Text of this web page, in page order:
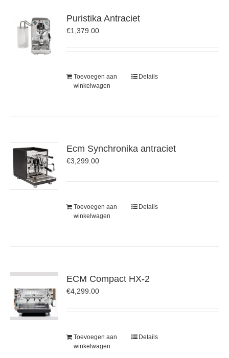
Puristika Antraciet
€1,379.00
Toevoegen aan
winkelwagen
Details
Ecm Synchronika antraciet
€3,299.00
Toevoegen aan
winkelwagen
Details
ECM Compact HX-2
€4,299.00
Toevoegen aan
winkelwagen
Details